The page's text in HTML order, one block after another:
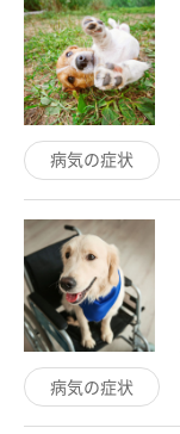
病気の症状
病気の症状